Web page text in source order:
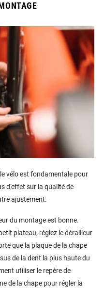
vélo est fondamentale pour
d'effet sur la qualité de
ajustement.
du montage est bonne.
plateau, réglez le dérailleur
que la plaque de la chape
de la dent la plus haute du
utiliser le repère de
de la chape pour régler la